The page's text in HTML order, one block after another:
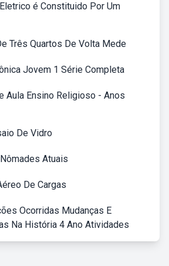
é Constituido Por Um
Três Quartos De Volta Mede
Jovem 1 Série Completa
Aula Ensino Religioso - Anos
De Vidro
Atuais
De Cargas
Ocorridas Mudanças E
Na História 4 Ano Atividades